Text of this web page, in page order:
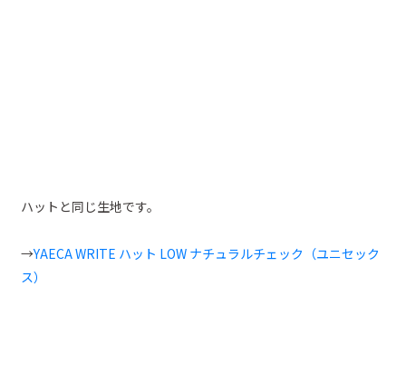
ハットと同じ生地です。
→YAECA WRITE ハット LOW ナチュラルチェック（ユニセック
ス）